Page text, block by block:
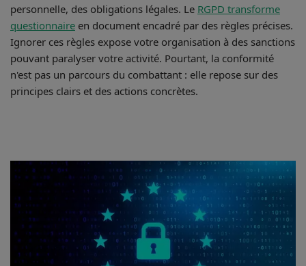
personnelle, des obligations légales. Le RGPD transforme
questionnaire en document encadré par des règles précises.
Ignorer ces règles expose votre organisation à des sanctions
pouvant paralyser votre activité. Pourtant, la conformité
n'est pas un parcours du combattant : elle repose sur des
principes clairs et des actions concrètes.